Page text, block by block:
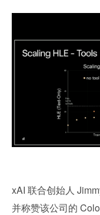
xAI 联合创始人
并称赞该公司的